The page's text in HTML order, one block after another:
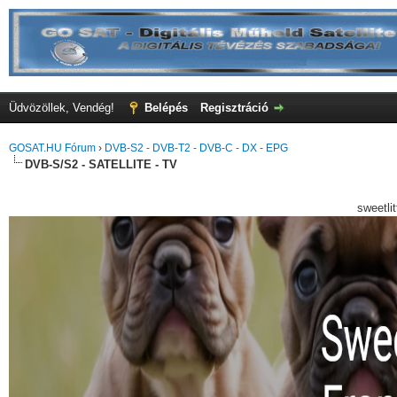
Üdvözöllek, Vendég! Belépés Regisztráció
GOSAT.HU Fórum › DVB-S2 - DVB-T2 - DVB-C - DX - EPG
DVB-S/S2 - SATELLITE - TV